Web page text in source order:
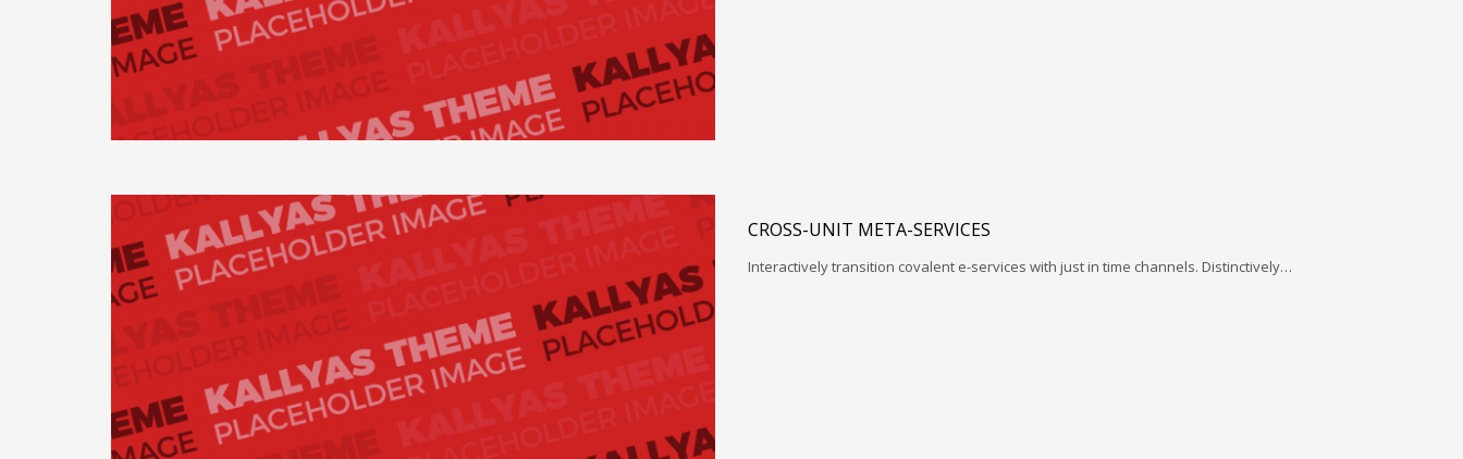
CROSS-UNIT META-SERVICES
Interactively transition covalent e-services with just in time channels. Distinctively…